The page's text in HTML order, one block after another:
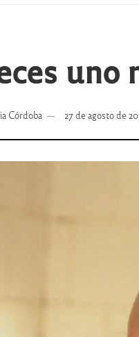
uno
Córdoba 27 de agosto de